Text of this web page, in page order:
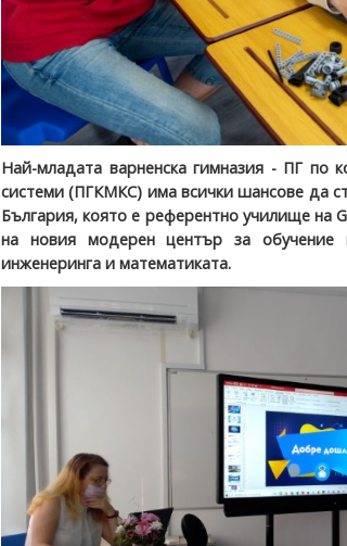
Най-младата варненска гимназия - ПГ
системи (ПГКМКС) има всички шансове да
България, която е референтно училище на
на новия модерен център за обучение
инженеринга и математиката.